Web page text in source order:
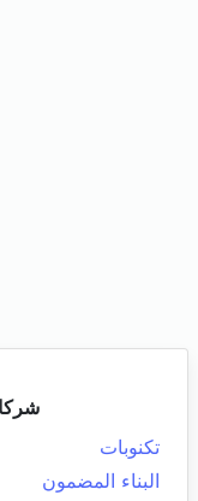
تكنوبات
البناء المضمون